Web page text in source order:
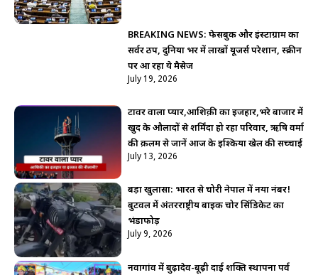
BREAKING NEWS: फेसबुक और इंस्टाग्राम का
सर्वर ठप, दुनिया भर में लाखों यूजर्स परेशान, स्क्रीन
पर आ रहा ये मैसेज
July 19, 2026
टावर वाला प्यार,आशिक़ी का इजहार,भरे बाजार में
खुद के औलादों से शर्मिंदा हो रहा परिवार, ऋषि वर्मा
की क़लम से जानें आज के इश्किया खेल की सच्चाई
July 13, 2026
बड़ा खुलासा: भारत से चोरी नेपाल में नया नंबर!
बुटवल में अंतरराष्ट्रीय बाइक चोर सिंडिकेट का
भंडाफोड़
July 9, 2026
नवागांव में बुढ़ादेव-बूढ़ी दाई शक्ति स्थापना पर्व